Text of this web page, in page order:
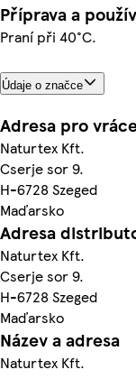
Příprava a
Praní při 40°C.
Údaje o značce
Adresa pro
Naturtex Kft.
Cserje sor 9.
H-6728 Szeged
Maďarsko
Adresa
Naturtex Kft.
Cserje sor 9.
H-6728 Szeged
Maďarsko
Název a adresa
Naturtex Kft.